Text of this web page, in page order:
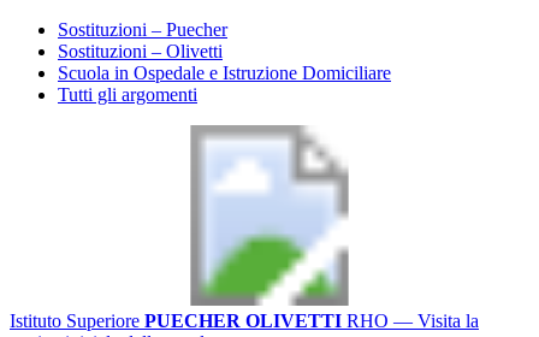
Sostituzioni – Puecher
Sostituzioni – Olivetti
Scuola in Ospedale e Istruzione Domiciliare
Tutti gli argomenti
Istituto Superiore PUECHER OLIVETTI RHO — Visita la